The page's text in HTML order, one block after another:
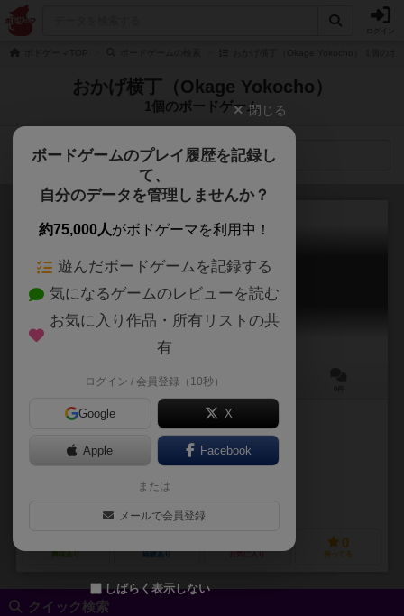
おかげ横丁（Okage Yokocho）
1個のボードゲーム
検索メニュー
犬のおかげ参りすごろく
Inu no okage mairi sugoroku
20分前後
作品説明文の編集者を募集中
未登録
興味あり 経験あり
0
持ってる
クイック検索
閉じる
ボードゲームのプレイ履歴を記録し
て、
自分のデータを管理しませんか？
約75,000人がボドゲーマを利用中！
遊んだボードゲームを記録する
気になるゲームのレビューを読む
お気に入り作品・所有リストの共
有
ログイン / 会員登録（10秒）
Google X
Apple Facebook
または
メールで会員登録
しばらく表示しない